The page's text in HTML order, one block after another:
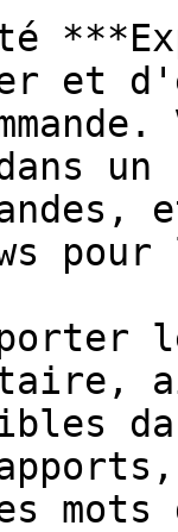
et
un
mots